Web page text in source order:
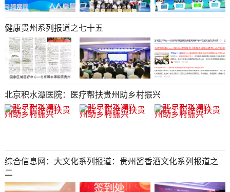
健康贵州系列报道之七十五
北京积水潭医院：医疗帮扶贵州助乡村振兴
综合信息网：大文化系列报道：贵州酱香酒文化系列报道之
二